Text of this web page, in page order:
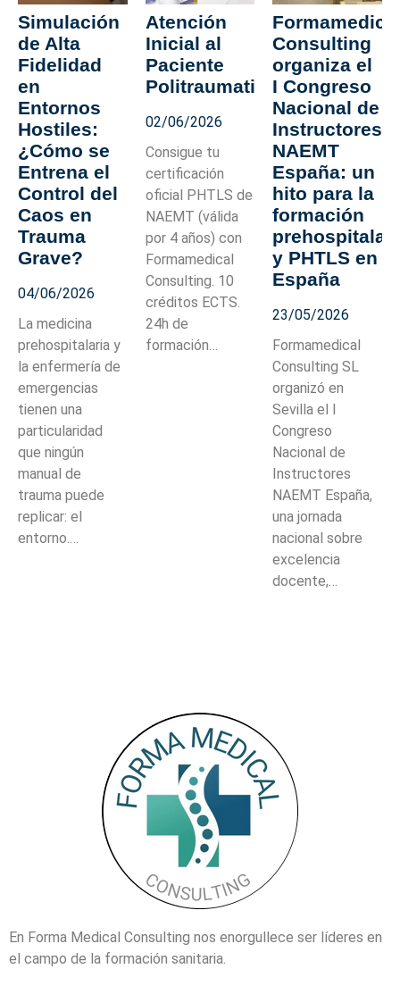
Simulación
de Alta
Fidelidad
en
Entornos
Hostiles:
¿Cómo se
Entrena el
Control del
Caos en
Trauma
Grave?
04/06/2026
La medicina
prehospitalaria y
la enfermería de
emergencias
tienen una
particularidad
que ningún
manual de
trauma puede
replicar: el
entorno.…
Atención
Inicial al
Paciente
Politraumatizado
02/06/2026
Consigue tu
certificación
oficial PHTLS de
NAEMT (válida
por 4 años) con
Formamedical
Consulting. 10
créditos ECTS.
24h de
formación…
Consulting
organiza el
I Congreso
Nacional de
Instructores
NAEMT
España: un
hito para la
formación
y PHTLS en
España
23/05/2026
Formamedical
Consulting SL
organizó en
Sevilla el I
Congreso
Nacional de
Instructores
NAEMT España,
una jornada
nacional sobre
excelencia
docente,…
En Forma Medical Consulting nos enorgullece ser líderes en
el campo de la formación sanitaria.